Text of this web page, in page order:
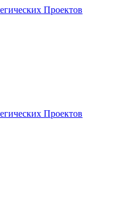
Проектов
Проектов